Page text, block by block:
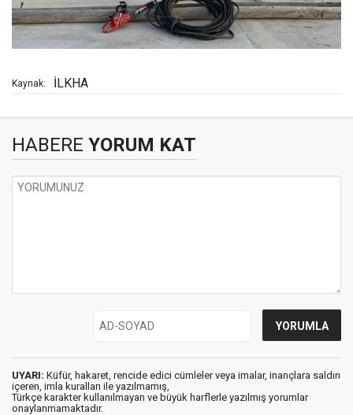
Kaynak: İLKHA
HABERE YORUM KAT
UYARI: Küfür, hakaret, rencide edici cümleler veya imalar, inançlara saldırı
içeren, imla kuralları ile yazılmamış,
Türkçe karakter kullanılmayan ve büyük harflerle yazılmış yorumlar
onaylanmamaktadır.